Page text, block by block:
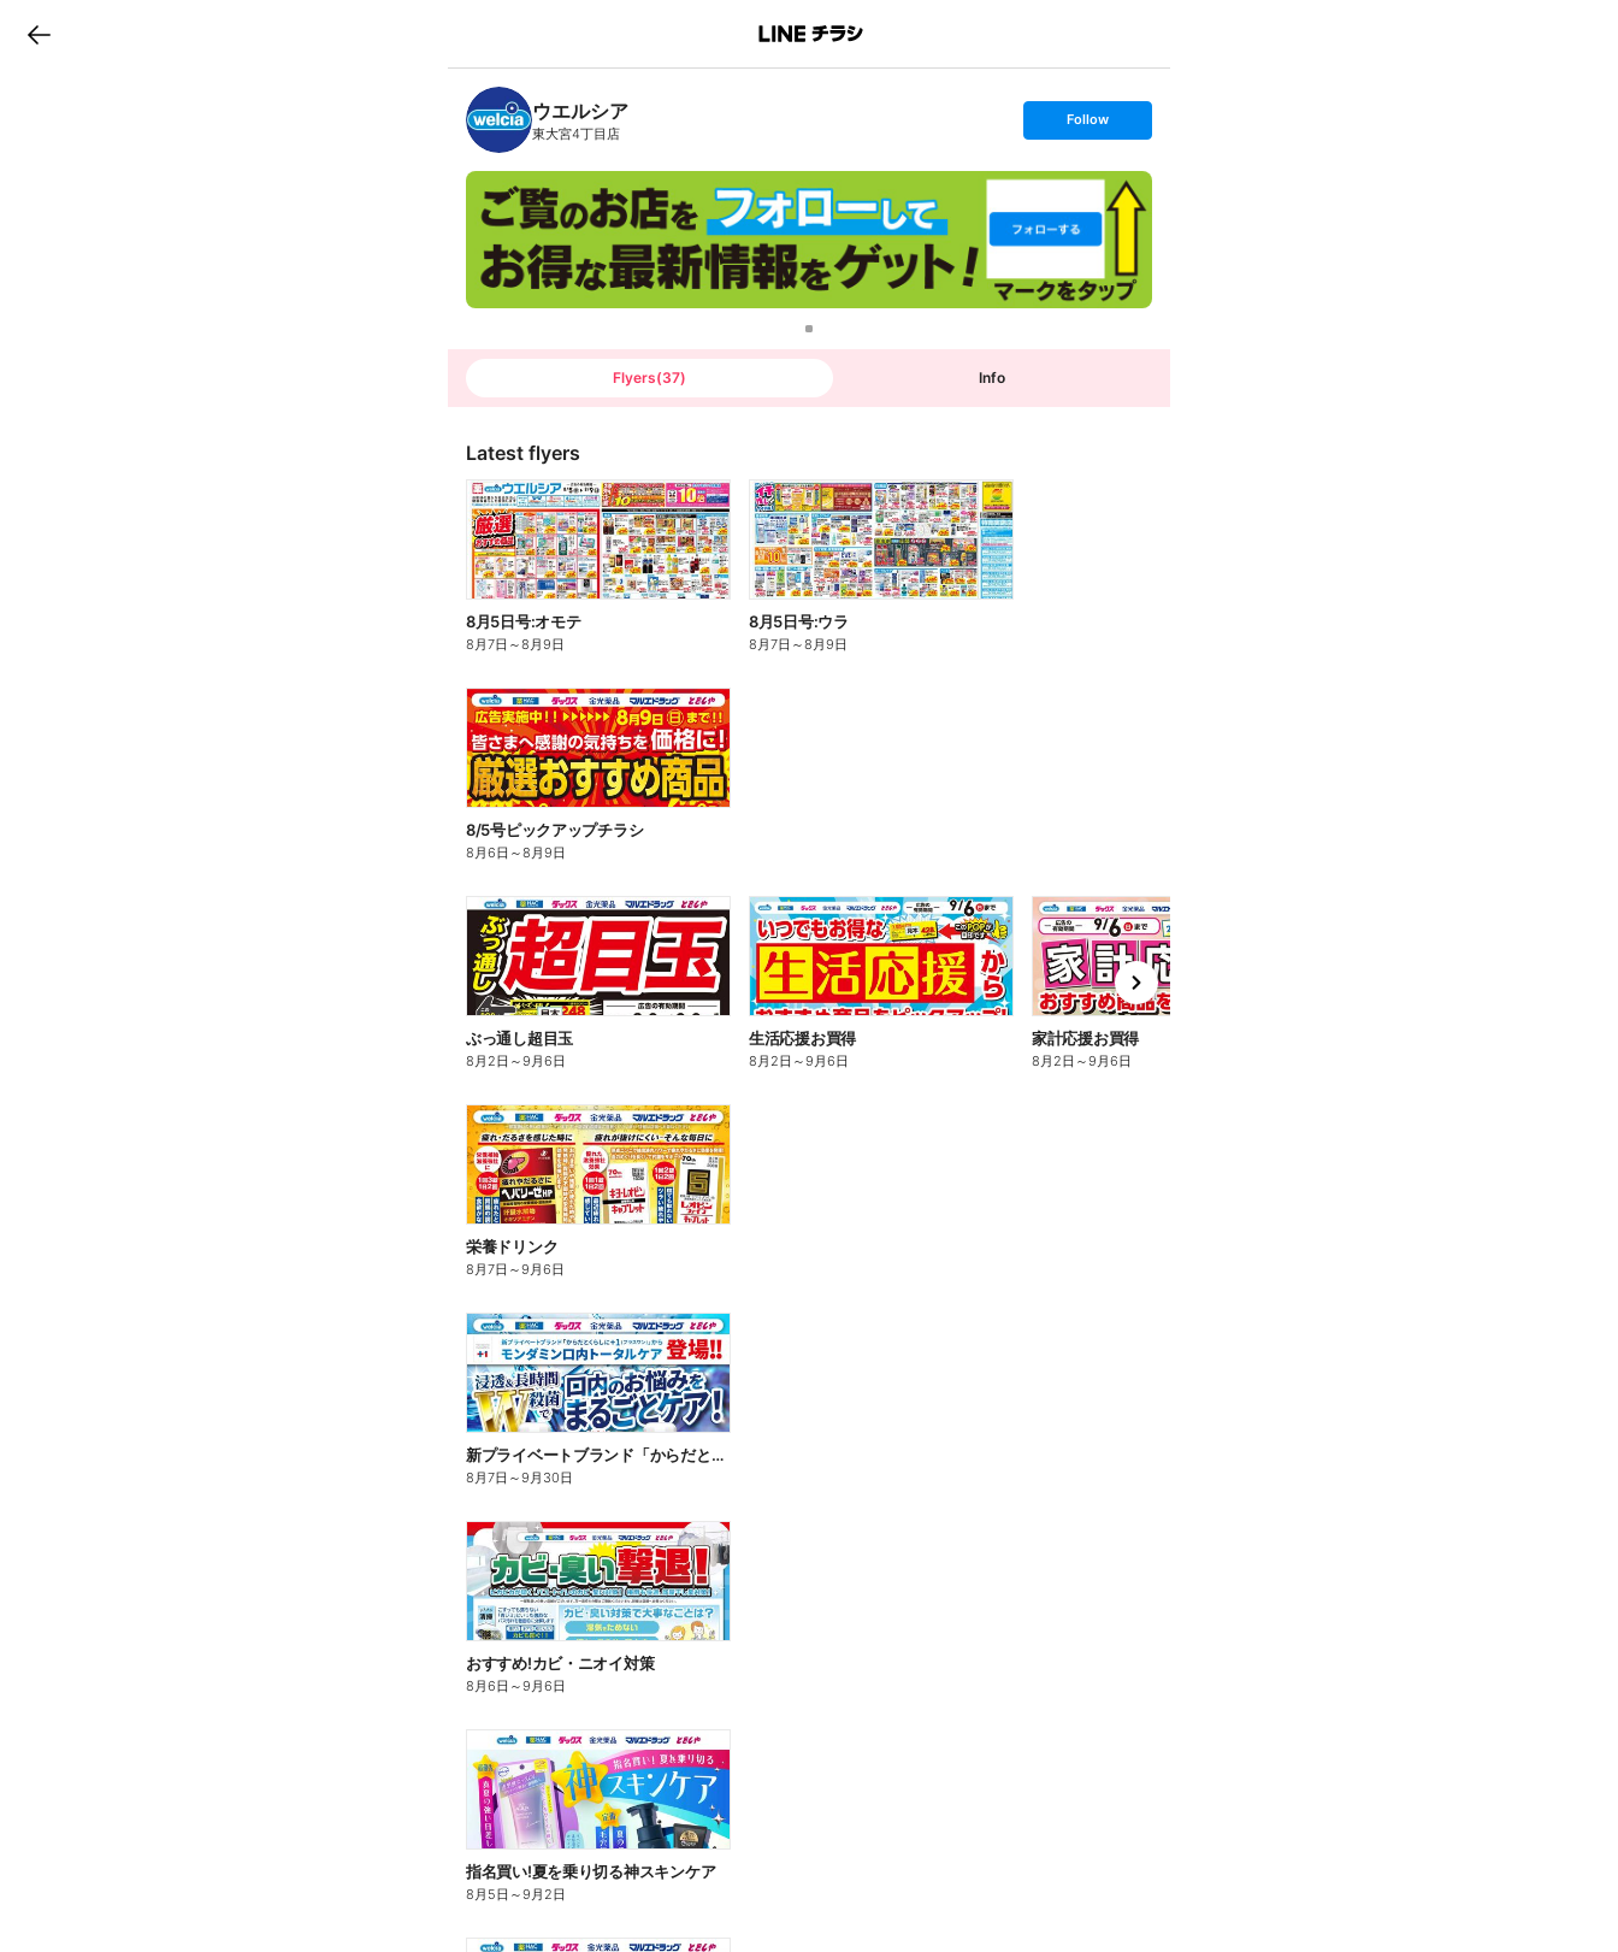
B
n
c
h
T
ウエルシア
東大宮4丁目店
s
t
o
l
o
w
Follow
Flyers(37) Info
Latest flyers
8月5日号:オモテ
8月7日 ～8月9日
8月5日号:ウラ
8月7日 ～8月9日
8/5号ピックアップチラシ
8月6日 ～8月9日
ぶっ通し超目玉
8月2日 ～9月6日
生活応援お買得
8月2日 ～9月6日
家計応援お買得
8月2日 ～9月6日
n
e
x
t
栄養ドリンク
8月7日 ～9月6日
新プライベートブランド「からだとくらしに+1(プラスワン)」よりモンダミン口内トータルケア登場!
8月7日 ～9月30日
おすすめ!カビ・ニオイ対策
8月6日 ～9月6日
指名買い!夏を乗り切る神スキンケア
8月5日 ～9月2日